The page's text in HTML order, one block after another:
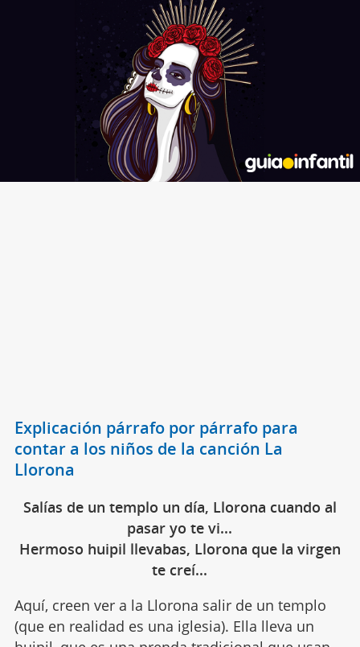
Explicación párrafo por párrafo para
contar a los niños de la canción La
Llorona
Salías de un templo un día, Llorona cuando al
pasar yo te vi...
Hermoso huipil llevabas, Llorona que la virgen
te creí...
Aquí, creen ver a la Llorona salir de un templo
(que en realidad es una iglesia). Ella lleva un